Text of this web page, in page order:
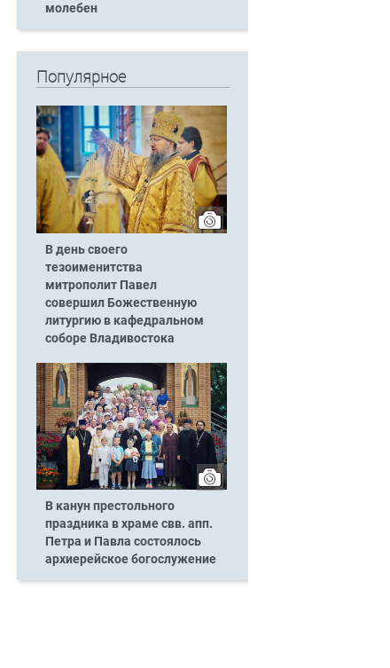
молебен
Популярное
В день своего
тезоименитства
митрополит Павел
совершил Божественную
литургию в кафедральном
соборе Владивостока
В канун престольного
праздника в храме свв. апп.
Петра и Павла состоялось
архиерейское богослужение